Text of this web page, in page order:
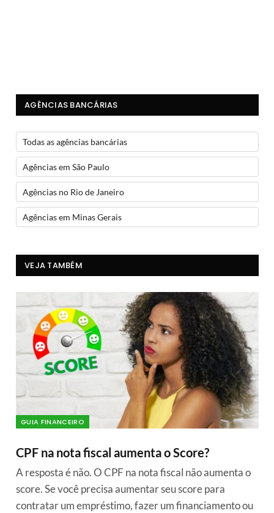
AGÊNCIAS BANCÁRIAS
Todas as agências bancárias
Agências em São Paulo
Agências no Rio de Janeiro
Agências em Minas Gerais
VEJA TAMBÉM
GUIA FINANCEIRO
CPF na nota fiscal aumenta o Score?
A resposta é não. O CPF na nota fiscal não aumenta o
score. Se você precisa aumentar seu score para
contratar um empréstimo, fazer um financiamento ou